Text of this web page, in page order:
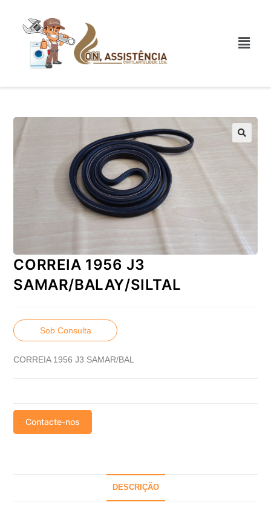
CORREIA 1956 J3
SAMAR/BALAY/SILTAL
Sob Consulta
CORREIA 1956 J3 SAMAR/BAL
Contacte-nos
DESCRIÇÃO